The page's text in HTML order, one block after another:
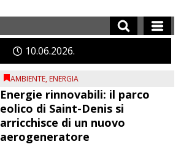
1006 2026
AMBIENTE, ENERGIA
Energie rinnovabili: il parco
eolico di Saint-Denis si
arricchisce di un nuovo
aerogeneratore